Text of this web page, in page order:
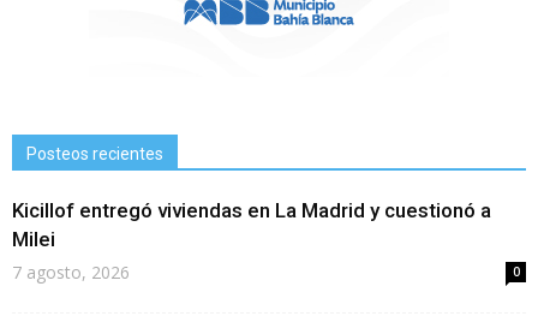
Posteos recientes
Kicillof entregó viviendas en La Madrid y cuestionó a
Milei
7 agosto, 2026 0